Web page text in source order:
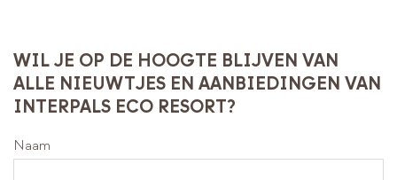
WIL JE OP DE HOOGTE BLIJVEN VAN
ALLE NIEUWTJES EN AANBIEDINGEN VAN
INTERPALS ECO RESORT?
Naam